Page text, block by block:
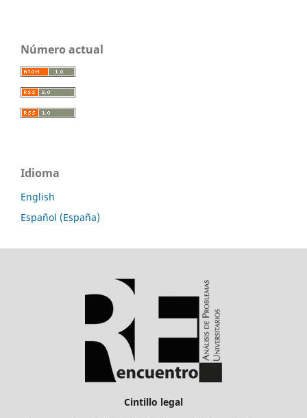
Número actual
Idioma
English
Español (España)
Cintillo legal